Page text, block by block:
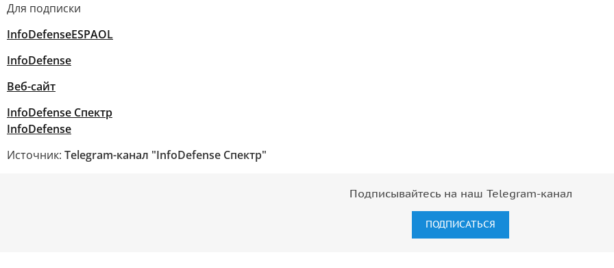
Для подписки
InfoDefenseESPAOL
InfoDefense
Веб-сайт
InfoDefense Спектр
InfoDefense
Источник: Telegram-канал "InfoDefense Спектр"
Подписывайтесь на наш Telegram-канал
ПОДПИСАТЬСЯ